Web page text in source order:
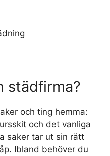
städfirma?
och ting hemma:
och det vanliga
saker tar ut sin rätt
Ibland behöver du